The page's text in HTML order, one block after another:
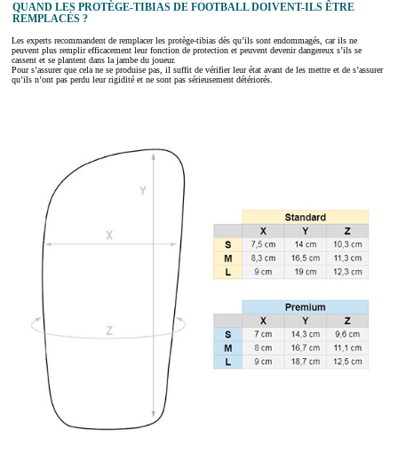
QUAND LES PROTÈGE-TIBIAS DE FOOTBALL DOIVENT-ILS ÊTRE
REMPLACÉS ?
Les experts recommandent de remplacer les protège-tibias dès qu’ils sont endommagés, car ils ne
peuvent plus remplir efficacement leur fonction de protection et peuvent devenir dangereux s’ils se
cassent et se plantent dans la jambe du joueur.
Pour s’assurer que cela ne se produise pas, il suffit de vérifier leur état avant de les mettre et de s’assurer
qu’ils n’ont pas perdu leur rigidité et ne sont pas sérieusement détériorés.